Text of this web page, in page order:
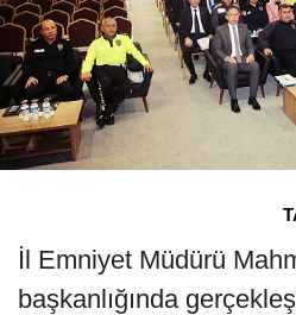
İl Emniyet Müdürü
başkanlığında